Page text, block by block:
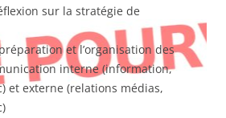
sur la stratégie de
et l’organisation des
interne (information,
et externe (relations médias,